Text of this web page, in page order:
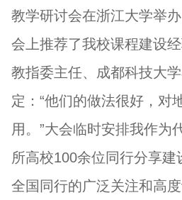
教学研讨会在浙江大学举
会上推荐了我校课程建设
教指委主任、成都科技大
定：“他们的做法很好，对
用。”大会临时安排我作为
所高校100余位同行分享建
全国同行的广泛关注和高度